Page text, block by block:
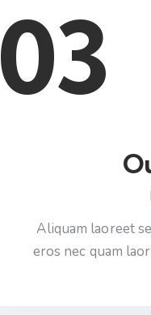
03
Aliquam laoreet
eros nec quam